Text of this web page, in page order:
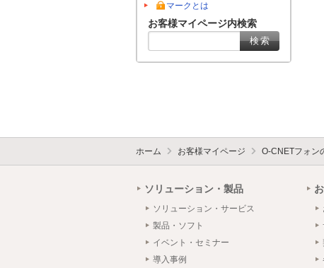
マークとは
お客様マイページ内検索
ホーム お客様マイページ O-CNETフォン
ソリューション・製品
ソリューション・サービス
製品・ソフト
イベント・セミナー
導入事例